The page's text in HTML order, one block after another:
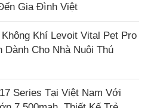
Gia Đình Việt
Khí Levoit Vital Pet Pro
Dành Cho Nhà Nuôi Thú
Series Tại Việt Nam Với